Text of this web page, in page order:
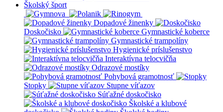
Školský šport
Dopadové žinenky
Doskočisko
Gymnastické koberce
Gymnastické trampolíny
Hygienické príslušenstvo
Interaktívna telocvičňa
Odrazové mostíky
Pohybová gramotnosť
Stopky
Stupne víťazov
Súťažné doskočisko
Školské a klubové